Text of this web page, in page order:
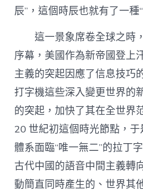
辰”，這個時辰也就有了一種
這一景象席卷全球之時
序幕，美國作為新帝國登上
主義的突起因應了信息技巧
打字機這些深入變更世界的
的突起，加快了其在全世界
20 世紀初這個時光節點，
體系面臨“唯一無二”的拉丁
古代中國的語音中間主義轉
動簡直同時產生的、世界其